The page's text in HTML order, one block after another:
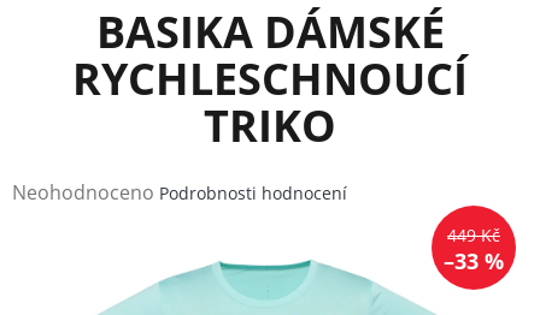
BASIKA DÁMSKÉ
RYCHLESCHNOUCÍ
TRIKO
Průměrné
Neohodnoceno Podrobnosti hodnocení
449 Kč
–33 %